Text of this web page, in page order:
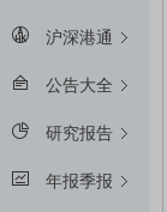
沪深港通
公告大全
研究报告
年报季报